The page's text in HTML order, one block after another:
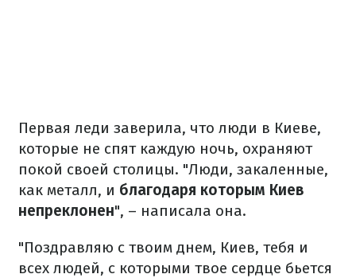
Первая леди заверила, что люди в Киеве,
которые не спят каждую ночь, охраняют
покой своей столицы. "Люди, закаленные,
как металл, и благодаря которым Киев
непреклонен", – написала она.
"Поздравляю с твоим днем, Киев, тебя и
всех людей, с которыми твое сердце бьется